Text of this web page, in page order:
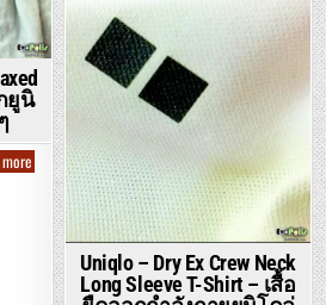
เล๊คกิ้ง
พิมพ์
ลาย
สวม
ใส่
สบาย
ทรง
Uniqlo – Dry Ex Crew Neck
Long Sleeve T-Shirt – เสื้อ
ยูนิ
Uniqlo
–
Corduroy
Relaxed
Pants
กางเกง
ลูกฟูก